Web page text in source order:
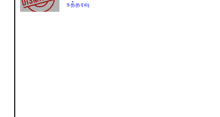
உத்தரவு